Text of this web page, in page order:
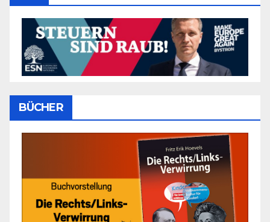
BÜCHER